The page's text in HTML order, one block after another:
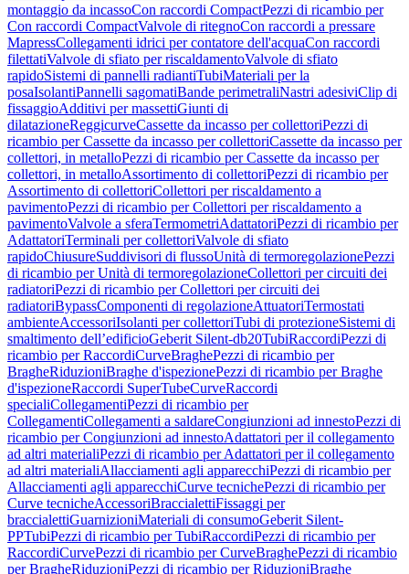
montaggio da incassoCon raccordi CompactPezzi di ricambio per
Con raccordi CompactValvole di ritegnoCon raccordi a pressare
MapressCollegamenti idrici per contatore dell'acquaCon raccordi
filettatiValvole di sfiato per riscaldamentoValvole di sfiato
rapidoSistemi di pannelli radiantiTubiMateriali per la
posaIsolantiPannelli sagomatiBande perimetraliNastri adesiviClip di
fissaggioAdditivi per massettiGiunti di
dilatazioneReggicurveCassette da incasso per collettoriPezzi di
ricambio per Cassette da incasso per collettoriCassette da incasso per
collettori, in metalloPezzi di ricambio per Cassette da incasso per
collettori, in metalloAssortimento di collettoriPezzi di ricambio per
Assortimento di collettoriCollettori per riscaldamento a
pavimentoPezzi di ricambio per Collettori per riscaldamento a
pavimentoValvole a sferaTermometriAdattatoriPezzi di ricambio per
AdattatoriTerminali per collettoriValvole di sfiato
rapidoChiusureSuddivisori di flussoUnità di termoregolazionePezzi
di ricambio per Unità di termoregolazioneCollettori per circuiti dei
radiatoriPezzi di ricambio per Collettori per circuiti dei
radiatoriBypassComponenti di regolazioneAttuatoriTermostati
ambienteAccessoriIsolanti per collettoriTubi di protezioneSistemi di
smaltimento dell’edificioGeberit Silent-db20TubiRaccordiPezzi di
ricambio per RaccordiCurveBraghePezzi di ricambio per
BragheRiduzioniBraghe d'ispezionePezzi di ricambio per Braghe
d'ispezioneRaccordi SuperTubeCurveRaccordi
specialiCollegamentiPezzi di ricambio per
CollegamentiCollegamenti a saldareCongiunzioni ad innestoPezzi di
ricambio per Congiunzioni ad innestoAdattatori per il collegamento
ad altri materialiPezzi di ricambio per Adattatori per il collegamento
ad altri materialiAllacciamenti agli apparecchiPezzi di ricambio per
Allacciamenti agli apparecchiCurve tecnichePezzi di ricambio per
Curve tecnicheAccessoriBraccialettiFissaggi per
braccialettiGuarnizioniMateriali di consumoGeberit Silent-
PPTubiPezzi di ricambio per TubiRaccordiPezzi di ricambio per
RaccordiCurvePezzi di ricambio per CurveBraghePezzi di ricambio
per BragheRiduzioniPezzi di ricambio per RiduzioniBraghe